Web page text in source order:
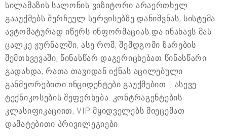
სილამაზის სალონის ვიზიტორი არაერთხელ
გააუქმებს შერჩეულ სერვისებზე დანიშვნას, სისტემა
ავტომატურად იწერს ინფორმაციას და ინახავს მას
ცალკე ჟურნალში, ასე რომ, შემდგომი ზარების
შემთხვევაში, წინასწარ დაგერიცხებათ წინასწარი
გადახდა, რათა თავიდან იქნას აცილებული
განმეორებითი ინციდენტები გაუქმებით. , ასევე
ტექნიკოსების შეფერხება. კონტრაგენტების
კლასიფიკაციით, VIP მყიდველებს მიეცემათ
დამატებითი პრივილეგიები.